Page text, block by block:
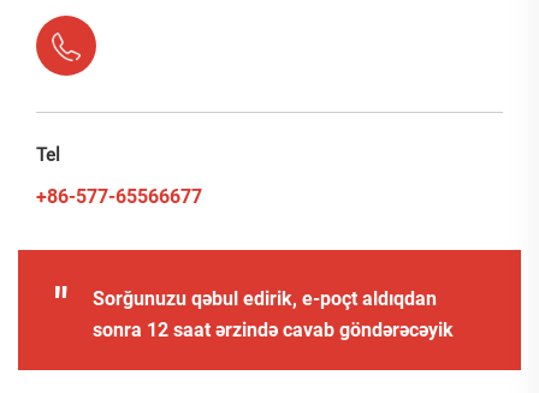
Tel
+86-577-65566677
"
Sorğunuzu qəbul edirik, e-poçt aldıqdan
sonra 12 saat ərzində cavab göndərəcəyik